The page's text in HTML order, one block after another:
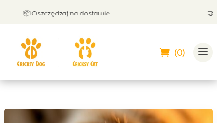
📦 Oszczędzaj na dostawie 🤝
(0)